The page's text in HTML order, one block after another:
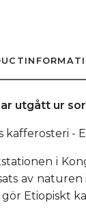
utgått ur
kafferosteri -
i
av
Etiopiskt